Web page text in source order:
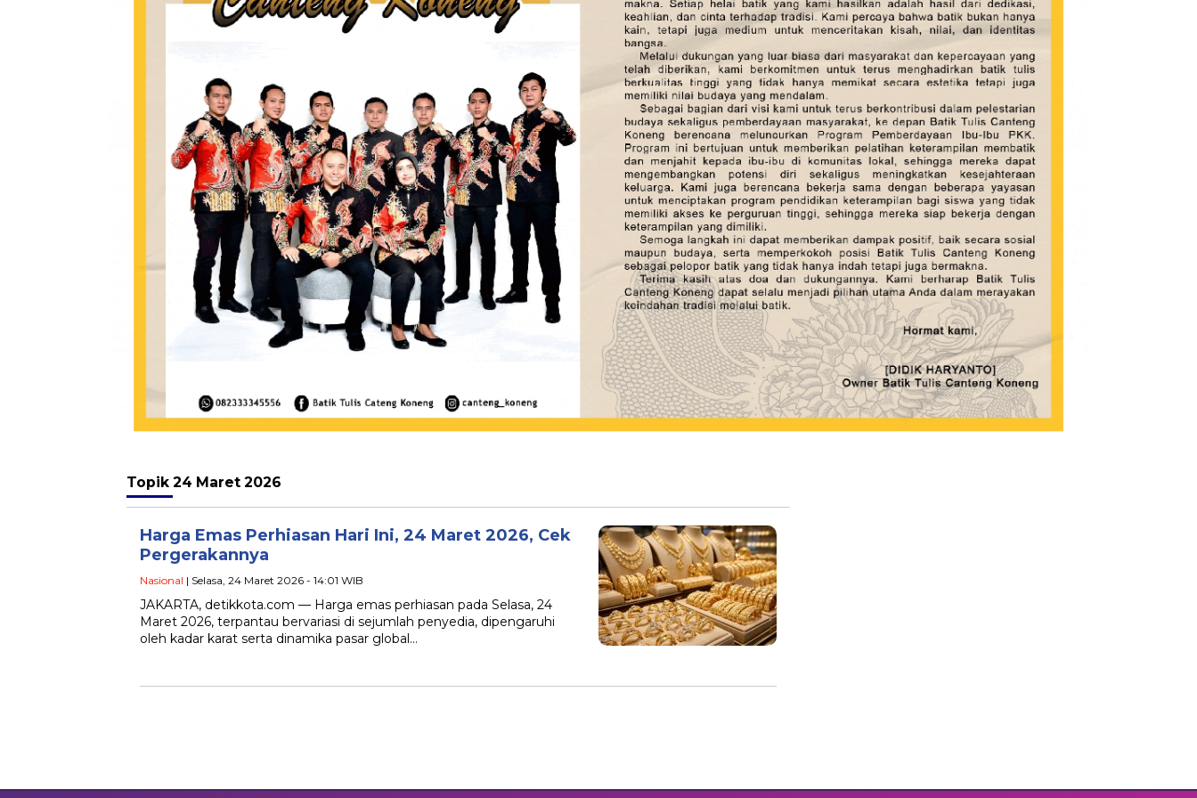
Topik 24 Maret 2026
Harga Emas Perhiasan Hari Ini, 24 Maret 2026, Cek
Pergerakannya
Nasional | Selasa, 24 Maret 2026 - 14:01 WIB
JAKARTA, detikkota.com — Harga emas perhiasan pada Selasa, 24
Maret 2026, terpantau bervariasi di sejumlah penyedia, dipengaruhi
oleh kadar karat serta dinamika pasar global…